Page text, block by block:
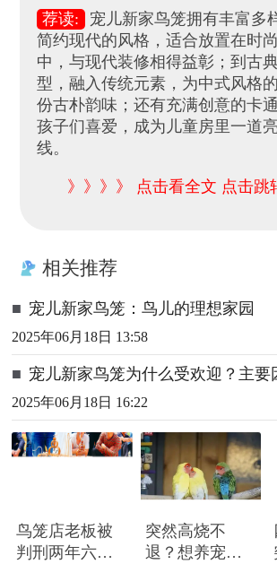
荐读:
宠儿新家鸟笼拥有丰富多
简约现代的风格，适合放置在时
中，与现代装修相得益彰；到古
型，融入传统元素，为中式风格
份古朴韵味；还有充满创意的卡
孩子们喜爱，成为儿童房里一道
线。
》》》》 点击看全文 点击跳
相关推荐
■ 宠儿新家鸟笼：鸟儿的理想家园
2025年06月18日 13:58
■ 宠儿新家鸟笼为什么受欢迎？主要
2025年06月18日 16:22
鸟笼店老板被
判刑两年六个
突然高烧不
退？想养宠物